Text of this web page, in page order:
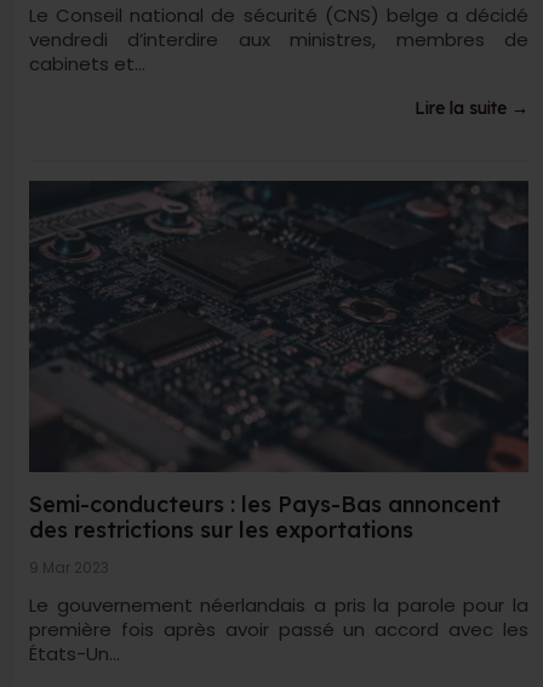
Le Conseil national de sécurité (CNS) belge a décidé
vendredi d’interdire aux ministres, membres de
cabinets et...
Lire la suite →
Semi-conducteurs : les Pays-Bas annoncent
des restrictions sur les exportations
9 Mar 2023
Le gouvernement néerlandais a pris la parole pour la
première fois après avoir passé un accord avec les
États-Un...